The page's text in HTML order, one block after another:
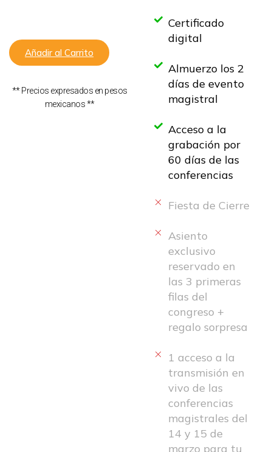
Añadir al Carrito
** Precios expresados en pesos
mexicanos **
Certificado
digital
Almuerzo los 2
días de evento
magistral
Acceso a la
grabación por
60 días de las
conferencias
Fiesta de Cierre
Asiento
exclusivo
reservado en
las 3 primeras
filas del
congreso +
regalo sorpresa
1 acceso a la
transmisión en
vivo de las
conferencias
magistrales del
14 y 15 de
marzo para tu